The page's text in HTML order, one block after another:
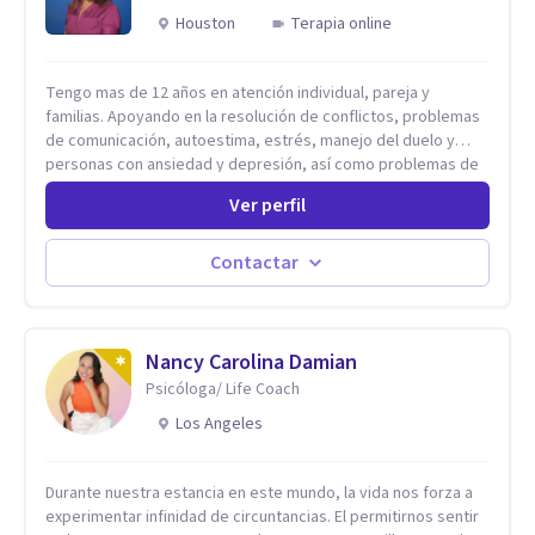
Houston
Terapia online
Tengo mas de 12 años en atención individual, pareja y
familias. Apoyando en la resolución de conflictos, problemas
de comunicación, autoestima, estrés, manejo del duelo y
personas con ansiedad y depresión, así como problemas de
conducta y comportamiento. Desarrollo de personas
Estableciendo metas a corto y largo plazo, es vital para la
vida de cada uno tener su propia vision.
Ver perfil
Contactar
Nancy Carolina Damian
Psicóloga/ Life Coach
Los Angeles
Durante nuestra estancia en este mundo, la vida nos forza a
experimentar infinidad de circuntancias. El permitirnos sentir